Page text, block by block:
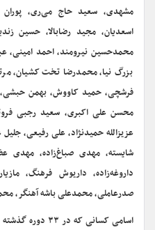
مشهدی، سعید حاج می‌ری، پوران
اسعدیان، مجید رضابالا، حسین
محمدحسین نیرومند، احمد امینی،
بزرگ نیا، محمدرضا تخت کشیان،
فرشچی، حمید کاووش، بهمن
محسن علی اکبری، سعید رجبی
عزیزالله حمید‌نژاد، علی رفیعی،
شایسته، مهدی صباغ‌زاده، مهدی
داروغه‌زاده، داریوش فرهنگ،
صدرعاملی، محمدعلی باشه آهنگر،
اسامی کسانی که